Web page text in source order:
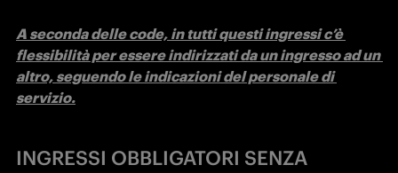
A seconda delle code, in tutti questi ingressi c’è
flessibilità per essere indirizzati da un ingresso ad un
altro, seguendo le indicazioni del personale di
servizio.
INGRESSI OBBLIGATORI SENZA